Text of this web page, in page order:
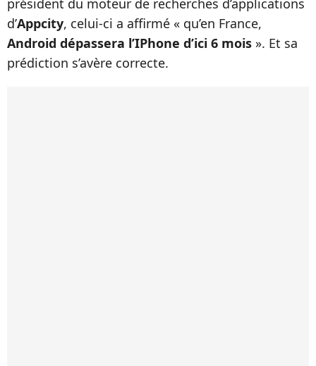
président du moteur de recherches d’applications
d’Appcity, celui-ci a affirmé « qu’en France,
Android dépassera l’IPhone d’ici 6 mois ». Et sa
prédiction s’avère correcte.